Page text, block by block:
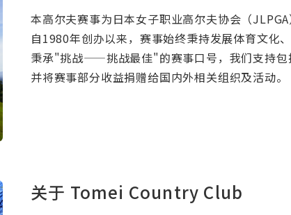
本高尔夫赛事为日本女子职业高尔夫协会（JLPGA
自1980年创办以来，赛事始终秉持发展体育文化
秉承"挑战——挑战最佳"的赛事口号，我们支持包
并将赛事部分收益捐赠给国内外相关组织及活动。
关于 Tomei Country Club